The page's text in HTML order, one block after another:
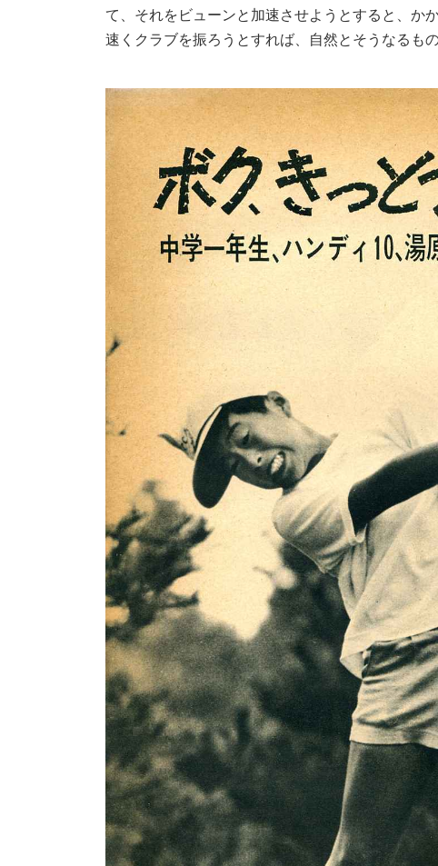
て、それをビューンと加速させようとすると、か
速くクラブを振ろうとすれば、自然とそうなるもの